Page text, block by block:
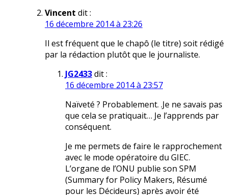
Vincent dit :
16 décembre 2014 à 23:26
Il est fréquent que le chapô (le titre) soit rédigé
par la rédaction plutôt que le journaliste.
JG2433dit :
16 décembre 2014 à 23:57
Naïveté ? Probablement. .Je ne savais pas
que cela se pratiquait… Je l’apprends par
conséquent.
Je me permets de faire le rapprochement
avec le mode opératoire du GIEC.
L’organe de l’ONU publie son SPM
(Summary for Policy Makers, Résumé
pour les Décideurs) après avoir été